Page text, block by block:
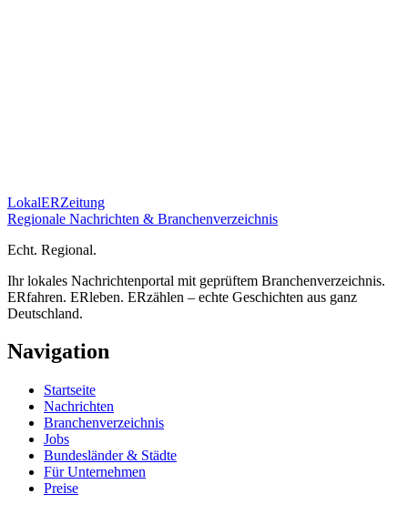
LokalERZeitung
Regionale Nachrichten & Branchenverzeichnis
Echt. Regional.
Ihr lokales Nachrichtenportal mit geprüftem Branchenverzeichnis.
ERfahren. ERleben. ERzählen – echte Geschichten aus ganz
Deutschland.
Navigation
Startseite
Nachrichten
Branchenverzeichnis
Jobs
Bundesländer & Städte
Für Unternehmen
Preise